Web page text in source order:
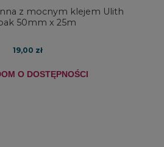
z mocnym klejem Ulith
50mm x 25m
19,00 zł
O DOSTĘPNOŚCI